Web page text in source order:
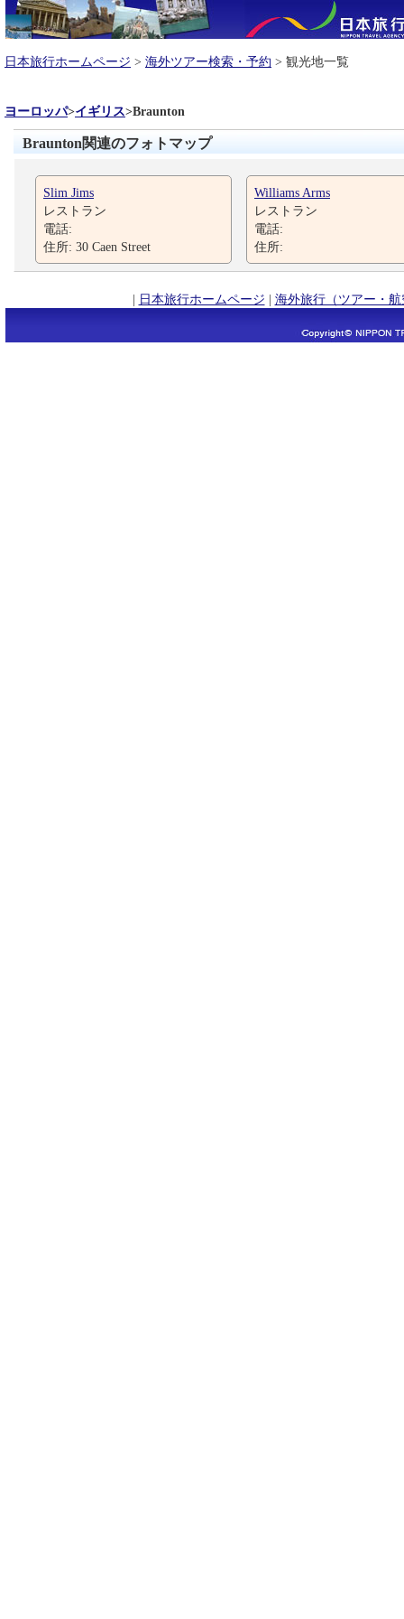
日本旅行ホームページ > 海外ツアー検索・予約 > 観光地一覧
ヨーロッパ>イギリス>Braunton
Braunton関連のフォトマップ
Slim Jims
レストラン
電話:
住所: 30 Caen Street
Williams Arms
レストラン
電話:
住所:
| 日本旅行ホームページ | 海外旅行（ツアー・航